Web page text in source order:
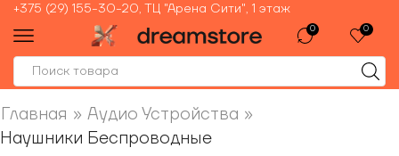
+375 (29) 155-30-20, ТЦ "Арена Сити", 1 этаж
0 0
Главная » Аудио Устройства »
Наушники Беспроводные